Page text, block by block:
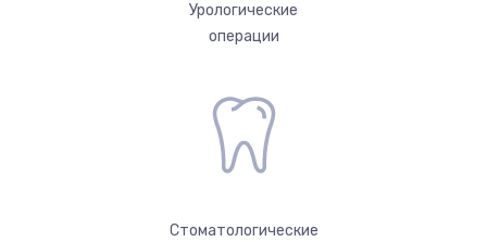
Урологические
операции
Стоматологические